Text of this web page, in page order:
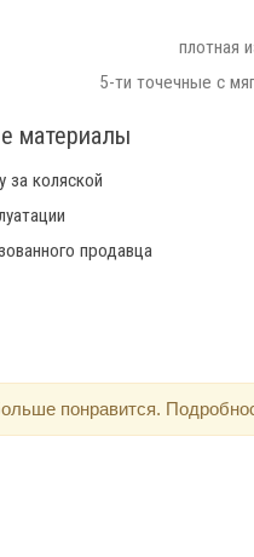
плотная
5-ти точечные с
материалы
за коляской
продавца
понравится.